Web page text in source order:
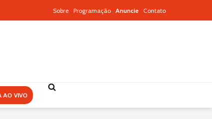
Sobre Programação Anuncie Contato
AO VIVO